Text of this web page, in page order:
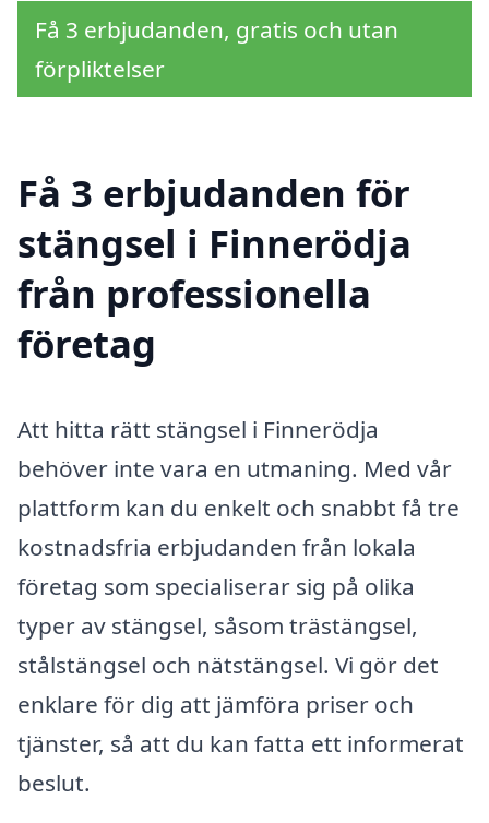
Få 3 erbjudanden, gratis och utan
förpliktelser
Få 3 erbjudanden för
stängsel i Finnerödja
från professionella
företag
Att hitta rätt stängsel i Finnerödja
behöver inte vara en utmaning. Med vår
plattform kan du enkelt och snabbt få tre
kostnadsfria erbjudanden från lokala
företag som specialiserar sig på olika
typer av stängsel, såsom trästängsel,
stålstängsel och nätstängsel. Vi gör det
enklare för dig att jämföra priser och
tjänster, så att du kan fatta ett informerat
beslut.